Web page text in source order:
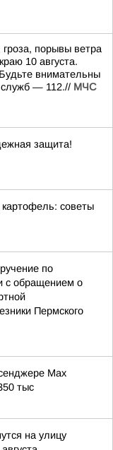
порывы ветра
10 августа.
внимательны
служб — 112.// МЧС
защита!
советы
по
с обращением о
Пермского
Max
тыс
на улицу